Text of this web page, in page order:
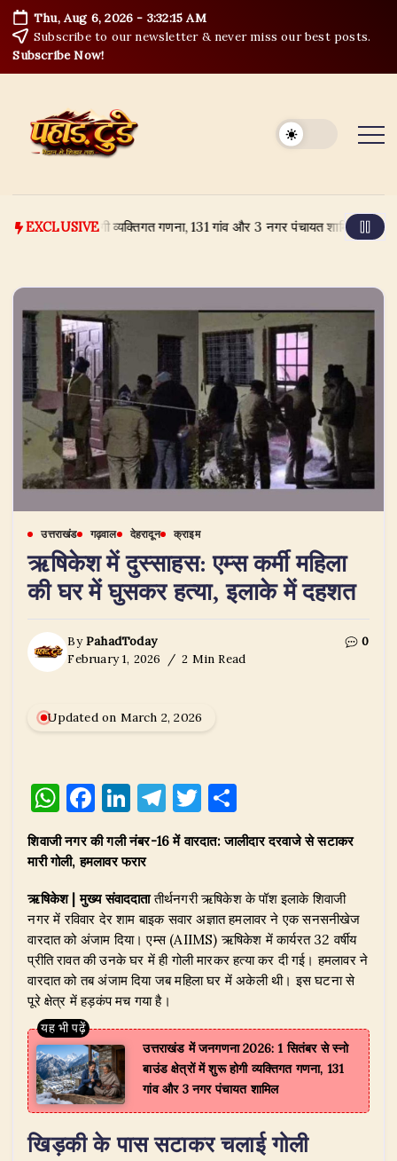
Skip
to
content
Thu, Aug 6, 2026 - 3:32:16 AM
Subscribe to our newsletter & never miss our best posts.
Subscribe Now!
EXCLUSIVE
में शुरू होगी व्यक्तिगत गणना, 131 गांव और 3 नगर पंचायत शामिल August
उत्तराखंड गढ़वाल देहरादून क्राइम
ऋषिकेश में दुस्साहस: एम्स कर्मी महिला
की घर में घुसकर हत्या, इलाके में दहशत
ByPahadToday
February 1, 2026
2 Min Read
0
Updated on March 2, 2026
W
h
at
s
A
p
p
F
a
c
b
o
o
k
Li
n
k
dI
n
T
el
e
g
ra
m
T
it
te
r
h
ar
e
शिवाजी नगर की गली नंबर-16 में वारदात: जालीदार दरवाजे से सटाकर
मारी गोली, हमलावर फरार
ऋषिकेश | मुख्य संवाददातातीर्थनगरी ऋषिकेश के पॉश इलाके शिवाजी
नगर में रविवार देर शाम बाइक सवार अज्ञात हमलावर ने एक सनसनीखेज
वारदात को अंजाम दिया। एम्स (AIIMS) ऋषिकेश में कार्यरत 32 वर्षीय
प्रीति रावत की उनके घर में ही गोली मारकर हत्या कर दी गई। हमलावर ने
वारदात को तब अंजाम दिया जब महिला घर में अकेली थी। इस घटना से
पूरे क्षेत्र में हड़कंप मच गया है।
उत्तराखंड में जनगणना 2026: 1 सितंबर से स्नो
बाउंड क्षेत्रों में शुरू होगी व्यक्तिगत गणना, 131
गांव और 3 नगर पंचायत शामिल
खिड़की के पास सटाकर चलाई गोली